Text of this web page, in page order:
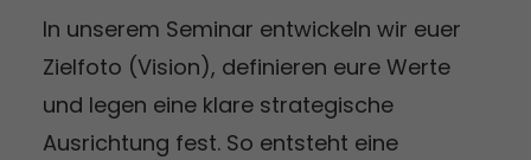
In unserem Seminar entwickeln wir euer
Zielfoto (Vision), definieren eure Werte
und legen eine klare strategische
Ausrichtung fest. So entsteht eine